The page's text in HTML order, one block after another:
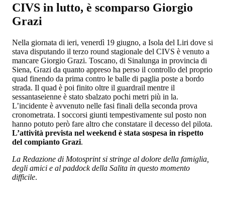
CIVS in lutto, è scomparso Giorgio
Grazi
Nella giornata di ieri, venerdì 19 giugno, a Isola del Liri dove si
stava disputando il terzo round stagionale del CIVS è venuto a
mancare Giorgio Grazi. Toscano, di Sinalunga in provincia di
Siena, Grazi da quanto appreso ha perso il controllo del proprio
quad finendo da prima contro le balle di paglia poste a bordo
strada. Il quad è poi finito oltre il guardrail mentre il
sessantaseienne è stato sbalzato pochi metri più in la.
L’incidente è avvenuto nelle fasi finali della seconda prova
cronometrata. I soccorsi giunti tempestivamente sul posto non
hanno potuto però fare altro che constatare il decesso del pilota.
L’attività prevista nel weekend è stata sospesa in rispetto
del compianto Grazi.
La Redazione di Motosprint si stringe al dolore della famiglia,
degli amici e al paddock della Salita in questo momento
difficile.